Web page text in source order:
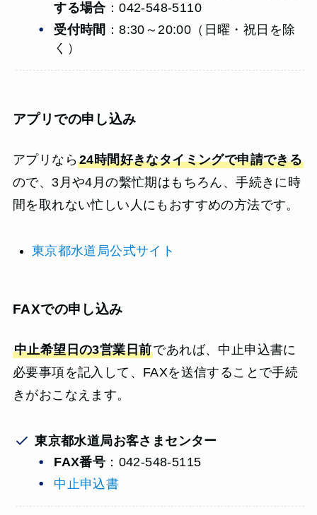
する場合 ：042-548-5110
受付時間 ：8:30～20:00（日曜・祝日を除
く）
アプリでの申し込み
アプリなら24時間好きなタイミングで申請できる
ので、3月や4月の繫忙期はもちろん、手続きに時
間を取れない忙しい人にもおすすめの方法です。
東京都水道局公式サイト
FAXでの申し込み
中止希望日の3営業日前であれば、中止申込書に
必要事項を記入して、FAXを送信することで手続
きがおこなえます。
東京都水道局お客さまセンター
FAX番号 ：042-548-5115
中止申込書